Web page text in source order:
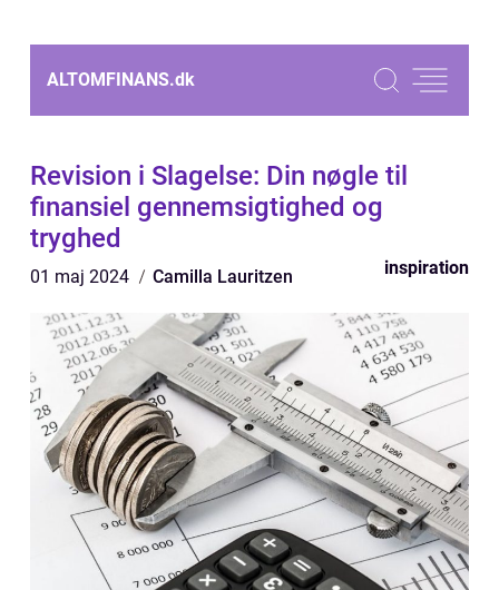
ALTOMFINANS.dk
Revision i Slagelse: Din nøgle til
finansiel gennemsigtighed og
tryghed
01 maj 2024 Camilla Lauritzen inspiration